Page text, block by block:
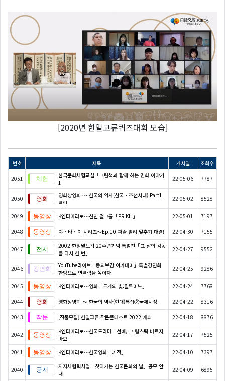
[2020년 한일교류퀴즈대회 모습]
번호 제목 게시일 조회수
2051
한국문화체험교실「그림책과 함께 하는 민화 이야기
1」
22-05-06 7787
2050
영화상영회 ～ 한국의 역사(삼국・조선시대) Part1
역린
22-05-02 8528
2049 K엔타메라보～신인 걸그룹「PRIKIL」 22-05-01 7197
2048 야・타・이 시리즈〜Ep.10 퍼즐 빨리 맞추기 대결! 22-04-30 7155
2047
2002 한일월드컵 20주년기념 특별전「그 날의 감동
을 다시 한 번」
22-04-27 9552
2046
YouTube라이브「동의보감 아카데미」특별강연회
한방으로 면역력을 높이자
22-04-25 9286
2045 K엔타메라보～영화「두개의 빛:릴루미노」 22-04-24 7768
2044 영화상영회 ～ 한국의 역사(현대)특집②국제시장 22-04-22 8316
2043 [작품모집] 한일교류 작문콘테스트 2022 개최 22-04-18 8876
2042
K엔타메라보～한국드라마「선배, 그 립스틱 바르지
마요」
22-04-17 7525
2041 K엔타메라보～한국영화「기적」 22-04-10 7397
2040
지자체협력사업「찾아가는 한국문화의 날」공모 안
내
22-04-09 6895